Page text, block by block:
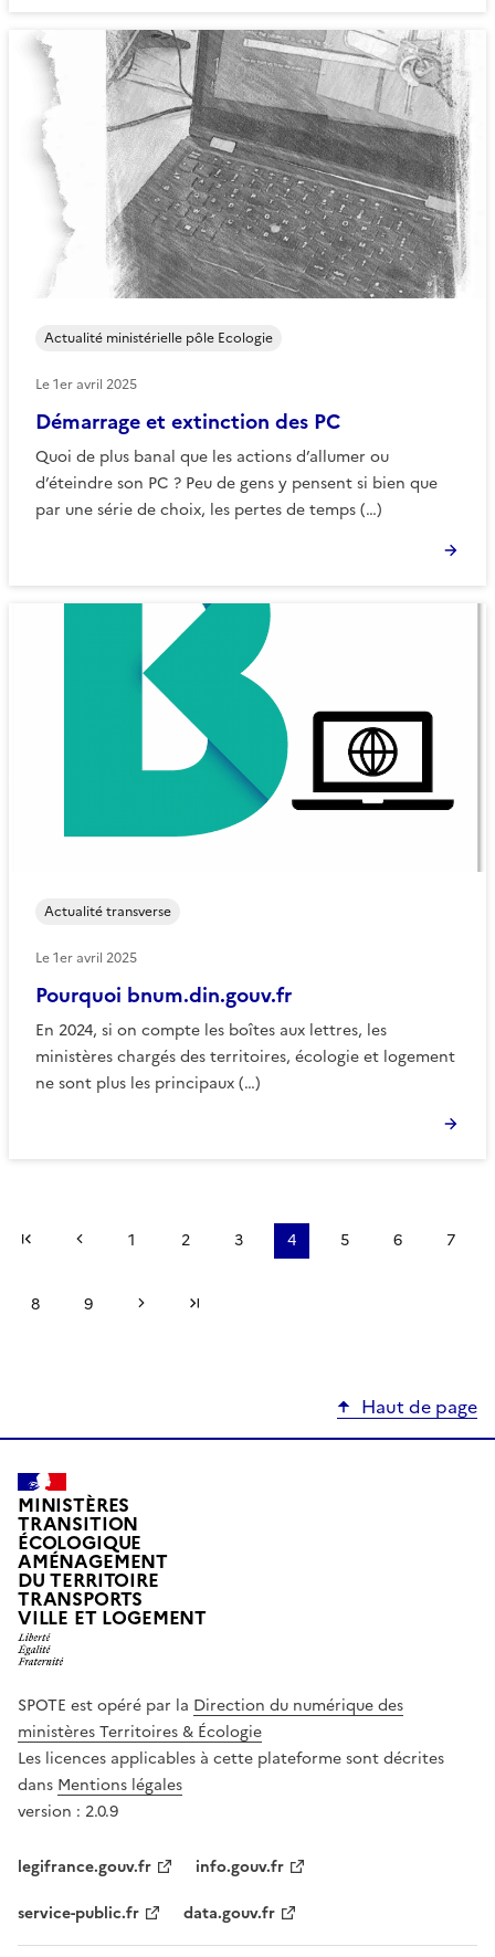
Démarrage et extinction des PC
Quoi de plus banal que les actions d’allumer ou
d’éteindre son PC ? Peu de gens y pensent si bien que
par une série de choix, les pertes de temps (…)
Actualité ministérielle pôle Ecologie
Le1er avril 2025
Pourquoi bnum.din.gouv.fr
En 2024, si on compte les boîtes aux lettres, les
ministères chargés des territoires, écologie et logement
ne sont plus les principaux (…)
Actualité transverse
Le1er avril 2025
Première pagePage précédente
1 2 3 4 5 6 7
8 9 Page suivante
Haut de page
MINISTÈRES
TRANSITION
ÉCOLOGIQUE
AMÉNAGEMENT
DU TERRITOIRE
TRANSPORTS
VILLE ET LOGEMENT
SPOTE est opéré par la Direction du numérique des
ministères Territoires & Écologie
Les licences applicables à cette plateforme sont décrites
dans Mentions légales
version : 2.0.9
legifrance.gouv.fr
info.gouv.fr
service-public.fr
data.gouv.fr